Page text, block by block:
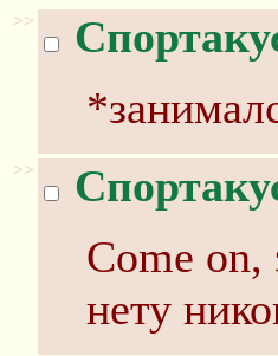
>>
>>
Come on,
нету